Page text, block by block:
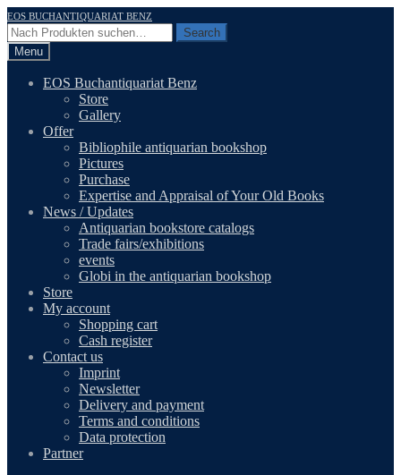
Skip
to
navigation
Skip
to
content
EOS BUCHANTIQUARIAT BENZ
Search
for:
Search
Menu
EOS Buchantiquariat Benz
Store
Gallery
Offer
Bibliophile antiquarian bookshop
Pictures
Purchase
Expertise and Appraisal of Your Old Books
News / Updates
Antiquarian bookstore catalogs
Trade fairs/exhibitions
events
Globi in the antiquarian bookshop
Store
My account
Shopping cart
Cash register
Contact us
Imprint
Newsletter
Delivery and payment
Terms and conditions
Data protection
Partner